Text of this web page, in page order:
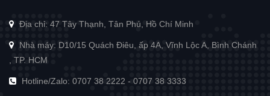
Địa chỉ: 47 Tây Thạnh, Tân Phú, Hồ Chí Minh
Nhà máy: D10/15 Quách Điêu, ấp 4A, Vĩnh Lộc A, Bình Chánh
, TP. HCM
Hotline/Zalo: 0707 38 2222 - 0707 38 3333